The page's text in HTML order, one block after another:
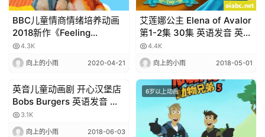
BBC儿童情商情绪培养动画
2018新作《Feeling
Better》第一季25集全含字
幕
4.3K
向上的小雨 2020-04-21
艾莲娜公主 Elena of Avalor
第1-2集 30集 英语发音 英文
字幕
4.4K
向上的小雨 2018-05-01
6岁以上动画
英音儿童动画剧 开心汉堡店
Bobs Burgers 英语发音 中
英文双字幕 高清 1-6季
3.1K
向上的小雨 2018-06-03
6岁以上动画